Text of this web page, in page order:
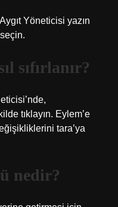
Yöneticisi yazın
sıfırlanır?
tıklayın. Eylem’e
tara’ya
nedir?